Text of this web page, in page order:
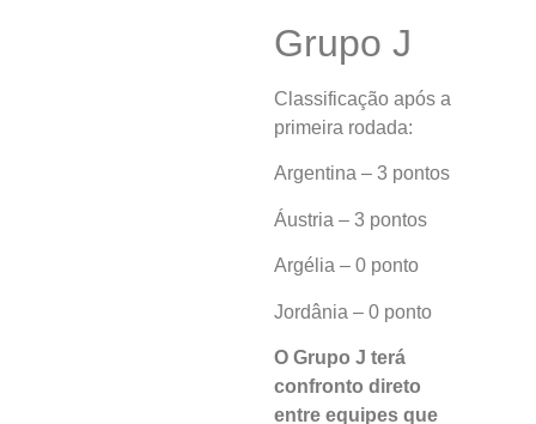
Grupo J
Classificação após a
primeira rodada:
Argentina – 3 pontos
Áustria – 3 pontos
Argélia – 0 ponto
Jordânia – 0 ponto
O Grupo J terá
confronto direto
entre equipes que